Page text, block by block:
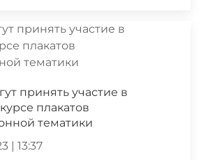
принять участие в
плакатов
тематики
| 13:37